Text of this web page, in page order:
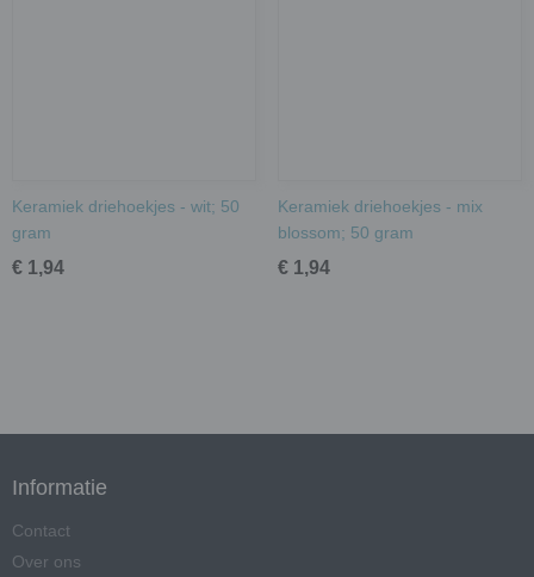
Keramiek driehoekjes - wit; 50
gram
€ 1,94
Keramiek driehoekjes - mix
blossom; 50 gram
€ 1,94
Informatie
Contact
Over ons